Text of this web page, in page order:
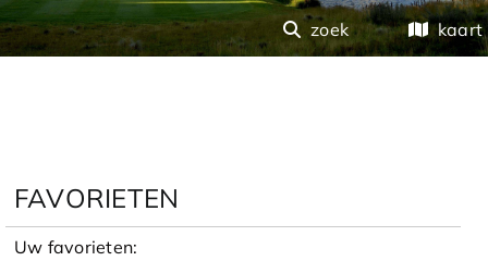
zoek kaart
FAVORIETEN
Uw favorieten: